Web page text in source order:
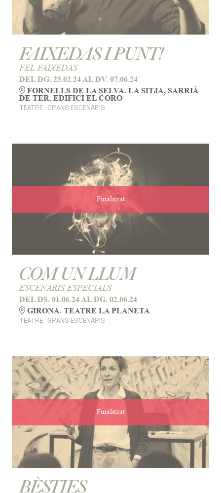
FAIXEDAS I PUNT!
FEL FAIXEDAS
DEL DG. 25.02.24AL DV. 07.06.24
FORNELLS DE LA SELVA. LA SITJA, SARRIÀ
DE TER. EDIFICI EL CORO
TEATRE GRANS ESCENARIS
Finalitzat
COM UN LLUM
ESCENARIS ESPECIALS
DEL DS. 01.06.24AL DG. 02.06.24
GIRONA. TEATRE LA PLANETA
TEATRE GRANS ESCENARIS
Finalitzat
BÈSTIES